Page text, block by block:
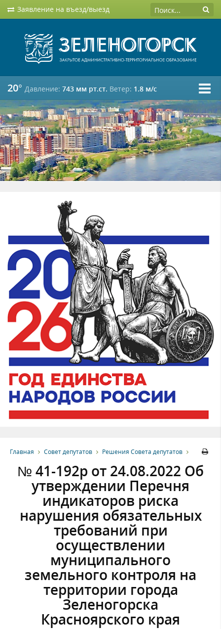
Заявление на въезд/выезд
20° Давление: 743 мм рт.ст. Ветер: 1.8 м/c
Главная Совет депутатов Решения Совета депутатов
№ 41-192р от 24.08.2022 Об
утверждении Перечня
индикаторов риска
нарушения обязательных
требований при
осуществлении
муниципального
земельного контроля на
территории города
Зеленогорска
Красноярского края